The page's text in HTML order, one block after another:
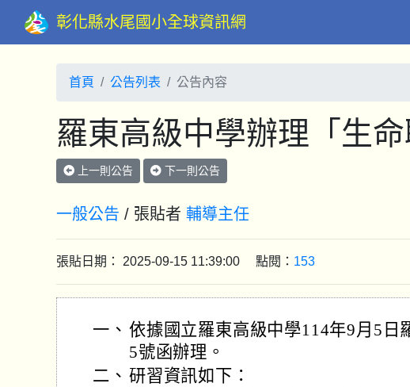
彰化縣水尾國小全球資訊網
首頁 公告列表 公告內容
羅東高級中學辦理「生
上一則公告 下一則公告
一般公告 / 張貼者 輔導主任
張貼日期： 2025-09-15 11:39:00 點閱： 153
一、 依據國立羅東高級中學114年9月5日
5號函辦理。
二、 研習資訊如下：